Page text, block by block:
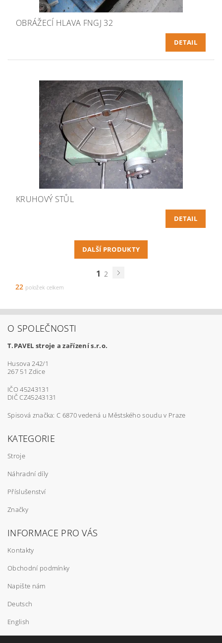
OBRÁŽECÍ HLAVA FNGJ 32
DETAIL
KRUHOVÝ STŮL
DETAIL
DALŠÍ PRODUKTY
1 2
22 položek celkem
O SPOLEČNOSTI
T.PAVEL stroje a zařízení s.r.o.
Husova 242/1
267 51 Zdice
IČO 45243131
DIČ CZ45243131
Spisová značka: C 6870 vedená u Městského soudu v Praze
KATEGORIE
Stroje
Náhradní díly
Příslušenství
Značky
INFORMACE PRO VÁS
Kontakty
Obchodní podmínky
Napište nám
Deutsch
English